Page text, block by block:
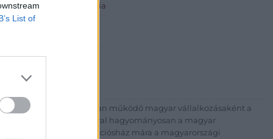
List of
ART Aukciósház és Galéria
Csalogány u. 23-33.
331 0513
http://bav-art.hu
jogfolytonosan működő magyar vállalkozásaként a
és megbízhatóságával hagyományosan a magyar
ben megújult BÁV Aukciósház mára a magyarországi